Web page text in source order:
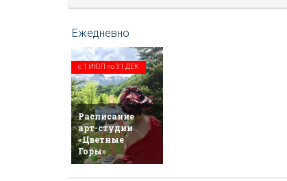
с 1 ИЮЛ по31 ДЕК
Расписание
арт-студии
«Цветные
Горы»